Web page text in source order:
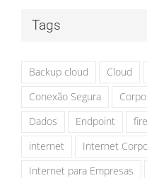
Tags
Backup cloud Cloud
Conexão Segura
Dados
Endpoint
internet
Internet
Internet para Empresas